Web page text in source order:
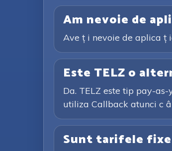
Am nevoie de
Ave ț i nevoie de aplica ț
Este TELZ o
Da. TELZ este tip pay-
utiliza Callback atunci c
Sunt tarifele